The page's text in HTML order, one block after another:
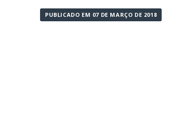
PUBLICADO EM 07 DE MARÇO DE 2018